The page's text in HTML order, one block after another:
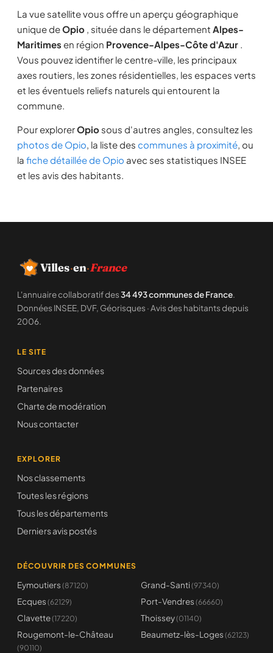
La vue satellite vous offre un aperçu géographique
unique deOpio , située dans le département Alpes-
Maritimes en région Provence-Alpes-Côte d'Azur .
Vous pouvez identifier le centre-ville, les principaux
axes routiers, les zones résidentielles, les espaces verts
et les éventuels reliefs naturels qui entourent la
commune.
Pour explorerOpio sous d'autres angles, consultez les
photos de Opio, la liste des communes à proximité, ou
la fiche détaillée de Opio avec ses statistiques INSEE
et les avis des habitants.
Villes·en·France
L'annuaire collaboratif des34 493 communes de France.
Données INSEE, DVF, Géorisques · Avis des habitants depuis
2006.
LE SITE
Sources des données
Partenaires
Charte de modération
Nous contacter
EXPLORER
Nos classements
Toutes les régions
Tous les départements
Derniers avis postés
DÉCOUVRIR DES COMMUNES
Eymoutiers (87120) Grand-Santi (97340)
Ecques (62129) Port-Vendres (66660)
Clavette(17220) Thoissey(01140)
Rougemont-le-Château
(90110)
Beaumetz-lès-Loges (62123)